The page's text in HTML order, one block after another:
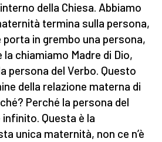
della Chiesa. Abbiamo
termina sulla persona,
porta in grembo una persona,
chiamiamo Madre di Dio,
persona del Verbo. Questo
della relazione materna di
Perché la persona del
infinito. Questa è la
unica maternità, non ce n’è